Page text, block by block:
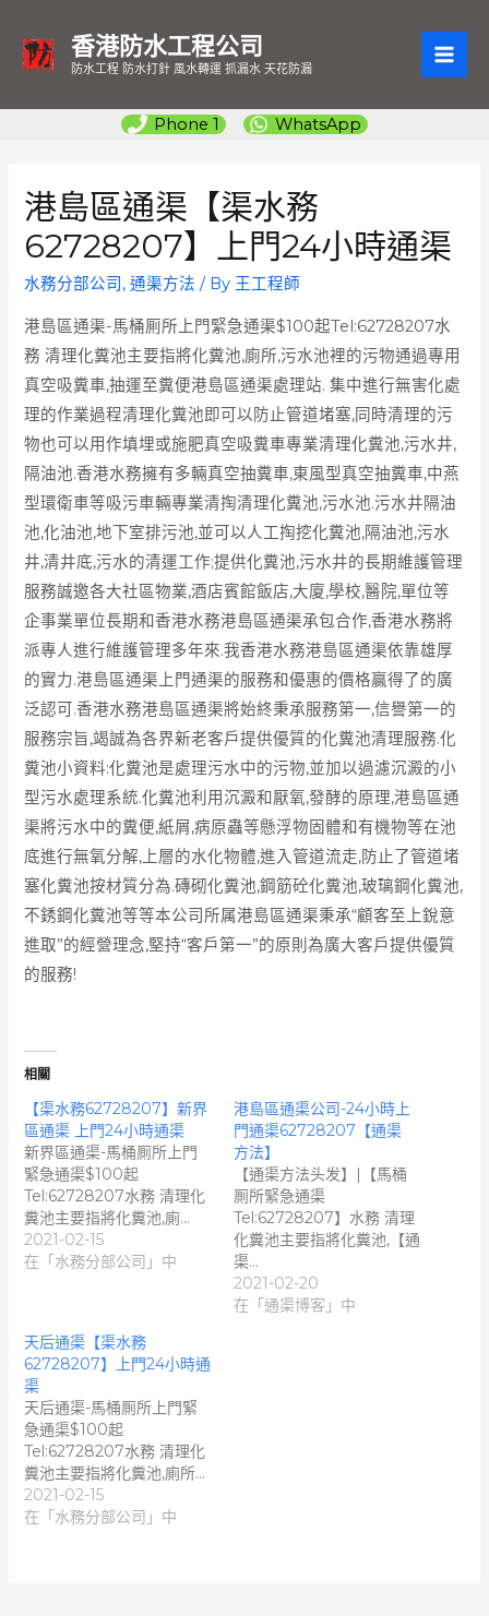
香港防水工程公司
防水工程 防水打針 風水轉運 抓漏水 天花防漏
Phone 1 WhatsApp
港島區通渠【渠水務
62728207】上門24小時通渠
水務分部公司 ,通渠方法 / By 王工程師
港島區通渠-馬桶厠所上門緊急通渠$100起Tel:62728207水
務 清理化糞池主要指將化糞池,廁所,污水池裡的污物通過專用
真空吸糞車,抽運至糞便港島區通渠處理站. 集中進行無害化處
理的作業過程清理化糞池即可以防止管道堵塞,同時清理的污
物也可以用作填埋或施肥真空吸糞車專業清理化糞池,污水井,
隔油池.香港水務擁有多輛真空抽糞車,東風型真空抽糞車,中燕
型環衛車等吸污車輛專業清掏清理化糞池,污水池.污水井隔油
池,化油池,地下室排污池,並可以人工掏挖化糞池,隔油池,污水
井,清井底,污水的清運工作;提供化糞池,污水井的長期維護管理
服務誠邀各大社區物業,酒店賓館飯店,大廈,學校,醫院,單位等
企事業單位長期和香港水務港島區通渠承包合作,香港水務將
派專人進行維護管理多年來.我香港水務港島區通渠依靠雄厚
的實力.港島區通渠上門通渠的服務和優惠的價格贏得了的廣
泛認可.香港水務港島區通渠將始終秉承服務第一,信譽第一的
服務宗旨,竭誠為各界新老客戶提供優質的化糞池清理服務.化
糞池小資料:化糞池是處理污水中的污物,並加以過濾沉澱的小
型污水處理系統.化糞池利用沉澱和厭氧,發酵的原理,港島區通
渠將污水中的糞便,紙屑,病原蟲等懸浮物固體和有機物等在池
底進行無氧分解,上層的水化物體,進入管道流走,防止了管道堵
塞化糞池按材質分為.磚砌化糞池,鋼筋砼化糞池,玻璃鋼化糞池,
不銹鋼化糞池等等本公司所属港島區通渠秉承“顧客至上銳意
進取”的經營理念,堅持“客戶第一”的原則為廣大客戶提供優質
的服務!
相關
【渠水務62728207】新界
區通渠 上門24小時通渠
新界區通渠-馬桶厠所上門
緊急通渠$100起
Tel:62728207水務 清理化
糞池主要指將化糞池,廁…
2021-02-15
在「水務分部公司」中
港島區通渠公司-24小時上
門通渠62728207【通渠
方法】
【通渠方法头发】|【馬桶
厠所緊急通渠
Tel:62728207】水務 清理
化糞池主要指將化糞池,【通
渠…
2021-02-20
在「通渠博客」中
天后通渠【渠水務
62728207】上門24小時通
渠
天后通渠-馬桶厠所上門緊
急通渠$100起
Tel:62728207水務 清理化
糞池主要指將化糞池,廁所…
2021-02-15
在「水務分部公司」中